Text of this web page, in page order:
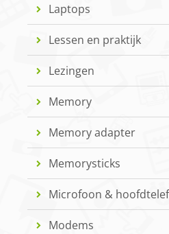
Laptops
Lessen en praktijk
Lezingen
Memory
Memory adapter
Memorysticks
Microfoon &
Modems